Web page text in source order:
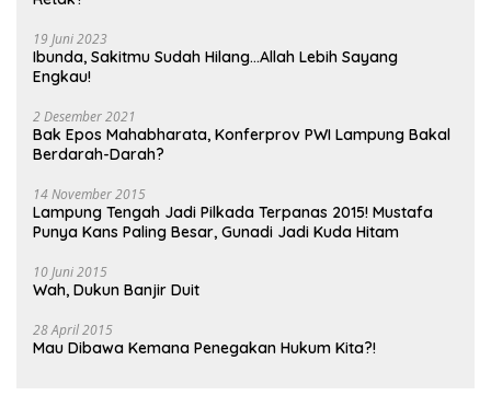
19 Juni 2023
Ibunda, Sakitmu Sudah Hilang…Allah Lebih Sayang
Engkau!
2 Desember 2021
Bak Epos Mahabharata, Konferprov PWI Lampung Bakal
Berdarah-Darah?
14 November 2015
Lampung Tengah Jadi Pilkada Terpanas 2015! Mustafa
Punya Kans Paling Besar, Gunadi Jadi Kuda Hitam
10 Juni 2015
Wah, Dukun Banjir Duit
28 April 2015
Mau Dibawa Kemana Penegakan Hukum Kita?!